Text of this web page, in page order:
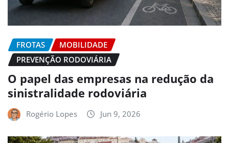
FROTAS
MOBILIDADE
PREVENÇÃO RODOVIÁRIA
O papel das empresas na redução da
sinistralidade rodoviária
Rogério Lopes Jun 9, 2026